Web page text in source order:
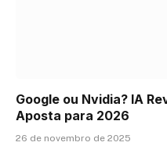
Google ou Nvidia? IA
Aposta para 2026
26 de novembro de 2025